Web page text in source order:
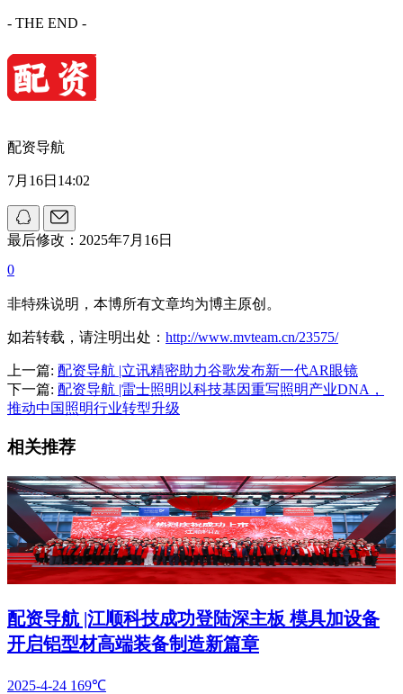
- THE END -
配资导航
7月16日14:02
最后修改：2025年7月16日
0
非特殊说明，本博所有文章均为博主原创。
如若转载，请注明出处： http://www.mvteam.cn/23575/
上一篇: 配资导航 |立讯精密助力谷歌发布新一代AR眼镜
下一篇: 配资导航 |雷士照明以科技基因重写照明产业DNA，
推动中国照明行业转型升级
相关推荐
配资导航 |江顺科技成功登陆深主板 模具加设备
开启铝型材高端装备制造新篇章
2025-4-24 169℃